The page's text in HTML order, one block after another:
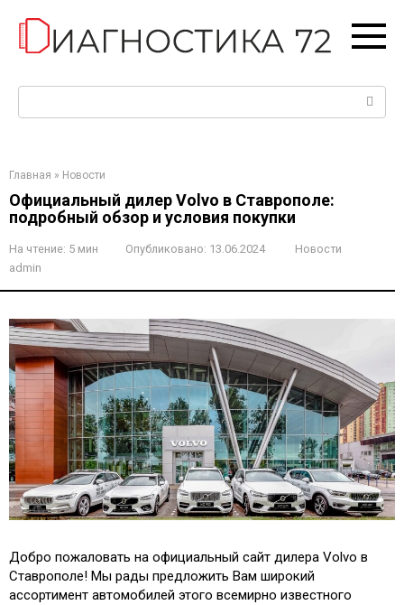
контенту
Главная » Новости
Официальный дилер Volvo в Ставрополе:
подробный обзор и условия покупки
На чтение: 5 мин Опубликовано: 13.06.2024
Новости
admin
Добро пожаловать на официальный сайт дилера Volvo в
Ставрополе! Мы рады предложить Вам широкий
ассортимент автомобилей этого всемирно известного